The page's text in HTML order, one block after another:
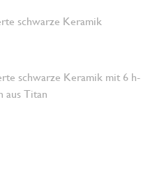
schwarze Keramik
schwarze Keramik mit 6 h-
aus Titan